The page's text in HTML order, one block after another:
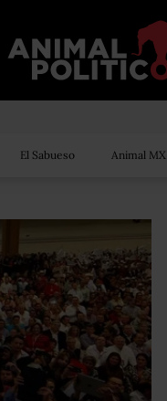
El Sabueso Animal MX